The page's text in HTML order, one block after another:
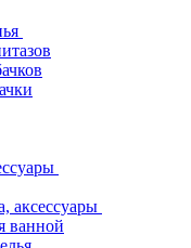
аксессуары
ванной